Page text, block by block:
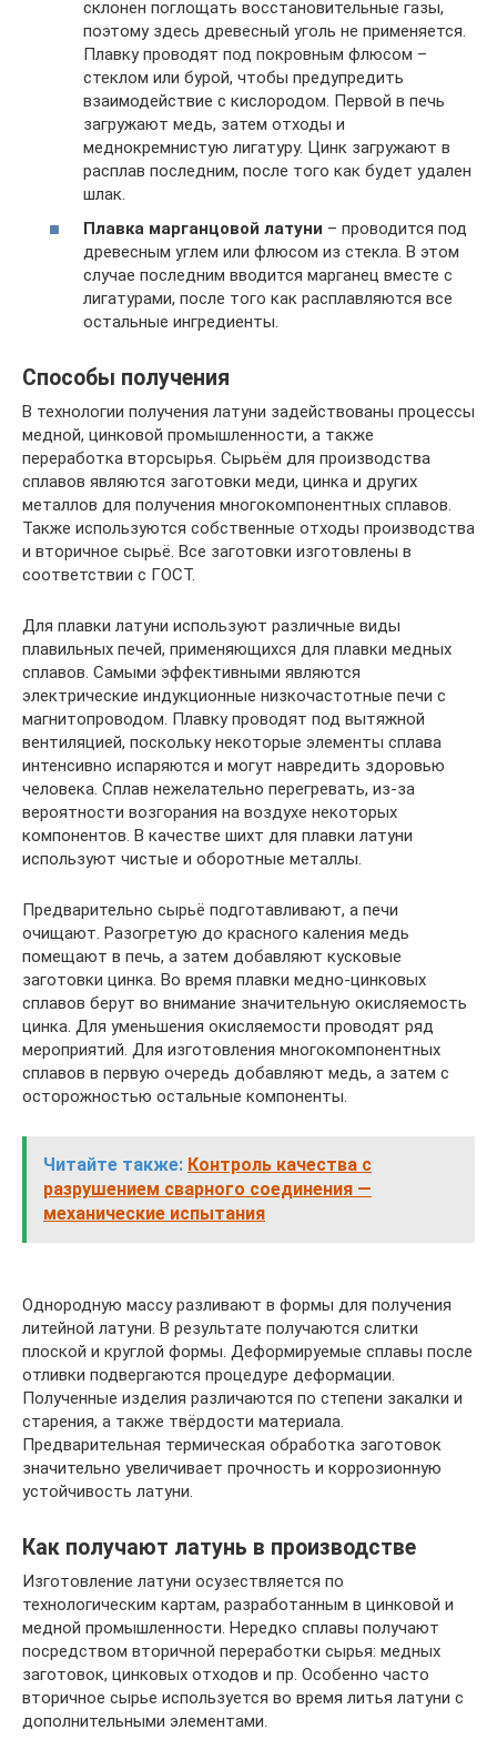
склонен поглощать восстановительные газы,
поэтому здесь древесный уголь не применяется.
Плавку проводят под покровным флюсом –
стеклом или бурой, чтобы предупредить
взаимодействие с кислородом. Первой в печь
загружают медь, затем отходы и
меднокремнистую лигатуру. Цинк загружают в
расплав последним, после того как будет удален
шлак.
Плавка марганцовой латуни – проводится под
древесным углем или флюсом из стекла. В этом
случае последним вводится марганец вместе с
лигатурами, после того как расплавляются все
остальные ингредиенты.
Способы получения
В технологии получения латуни задействованы процессы
медной, цинковой промышленности, а также
переработка вторсырья. Сырьём для производства
сплавов являются заготовки меди, цинка и других
металлов для получения многокомпонентных сплавов.
Также используются собственные отходы производства
и вторичное сырьё. Все заготовки изготовлены в
соответствии с ГОСТ.
Для плавки латуни используют различные виды
плавильных печей, применяющихся для плавки медных
сплавов. Самыми эффективными являются
электрические индукционные низкочастотные печи с
магнитопроводом. Плавку проводят под вытяжной
вентиляцией, поскольку некоторые элементы сплава
интенсивно испаряются и могут навредить здоровью
человека. Сплав нежелательно перегревать, из-за
вероятности возгорания на воздухе некоторых
компонентов. В качестве шихт для плавки латуни
используют чистые и оборотные металлы.
Предварительно сырьё подготавливают, а печи
очищают. Разогретую до красного каления медь
помещают в печь, а затем добавляют кусковые
заготовки цинка. Во время плавки медно-цинковых
сплавов берут во внимание значительную окисляемость
цинка. Для уменьшения окисляемости проводят ряд
мероприятий. Для изготовления многокомпонентных
сплавов в первую очередь добавляют медь, а затем с
осторожностью остальные компоненты.
Читайте также: Контроль качества с
разрушением сварного соединения —
механические испытания
Однородную массу разливают в формы для получения
литейной латуни. В результате получаются слитки
плоской и круглой формы. Деформируемые сплавы после
отливки подвергаются процедуре деформации.
Полученные изделия различаются по степени закалки и
старения, а также твёрдости материала.
Предварительная термическая обработка заготовок
значительно увеличивает прочность и коррозионную
устойчивость латуни.
Как получают латунь в производстве
Изготовление латуни осузествляется по
технологическим картам, разработанным в цинковой и
медной промышленности. Нередко сплавы получают
посредством вторичной переработки сырья: медных
заготовок, цинковых отходов и пр. Особенно часто
вторичное сырье используется во время литья латуни с
дополнительными элементами.